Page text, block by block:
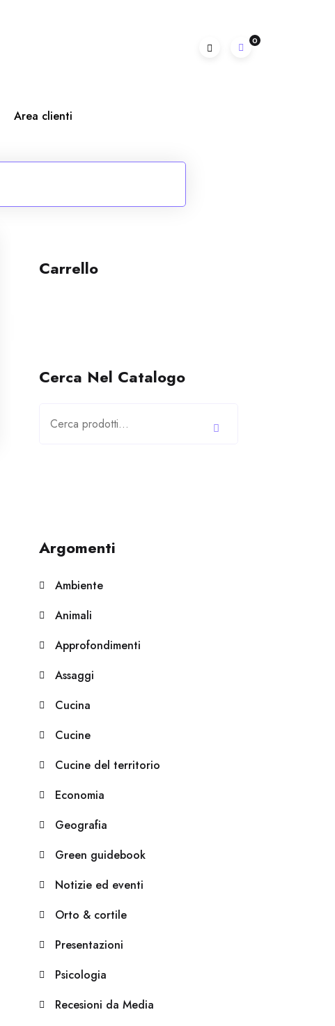
0
Area clienti
Carrello
Cerca Nel Catalogo
Argomenti
Ambiente
Animali
Approfondimenti
Assaggi
Cucina
Cucine
Cucine del territorio
Economia
Geografia
Green guidebook
Notizie ed eventi
Orto & cortile
Presentazioni
Psicologia
Recesioni da Media